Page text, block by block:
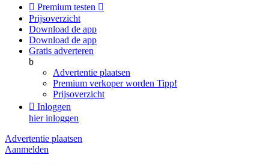
 Premium testen 
Prijsoverzicht
Download de app
Download de app
Gratis adverteren
b
Advertentie plaatsen
Premium verkoper worden Tipp!
Prijsoverzicht
 Inloggen
hier inloggen
Advertentie plaatsen
Aanmelden